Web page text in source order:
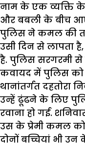
नाम के एक व्यक्ति
और बबली के बीच आए
पुलिस ने कमल की
उसी दिन से लापता
है. पुलिस सरगरमी
कवायद में पुलिस को
थानांतर्गत दहतोरा
उन्हें ढूंढने के लिए
रवाना हो गई.
उस के प्रेमी कमल
दोनों बच्चियां भी